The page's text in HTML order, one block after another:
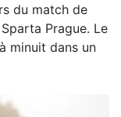
du match de
Prague. Le
minuit dans un